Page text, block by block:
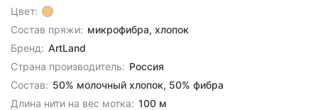
Цвет:
Состав пряжи: микрофибра, хлопок
Бренд: ArtLand
Страна производитель: Россия
Состав: 50% молочный хлопок, 50% фибра
Длина нити на вес мотка: 100 м